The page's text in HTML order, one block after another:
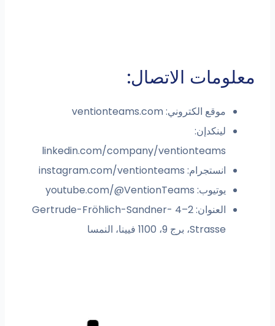
معلومات الاتصال:
موقع الكتروني: ventionteams.com
لينكدإن:
linkedin.com/company/ventionteams
انستجرام: instagram.com/ventionteams
يوتيوب: youtube.com/@VentionTeams
العنوان: 2–4 Gertrude-Fröhlich-Sandner-
Strasse، برج 9، 1100 فيينا، النمسا